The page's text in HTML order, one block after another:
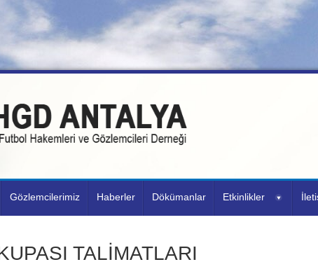
Gözlemcilerimiz Haberler Dökümanlar Etkinlikler
TALİMATLARI